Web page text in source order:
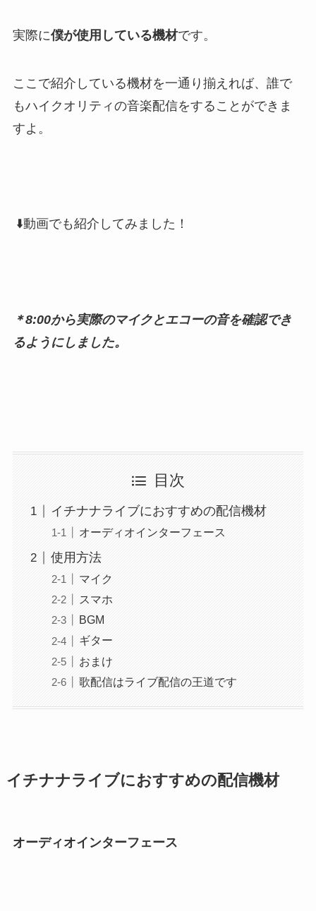
実際に僕が使用している機材です。
ここで紹介している機材を一通り揃えれば、誰で
もハイクオリティの音楽配信をすることができま
すよ。
⬇️動画でも紹介してみました！
＊8:00から実際のマイクとエコーの音を確認でき
るようにしました。
目次
イチナナライブにおすすめの配信機材
オーディオインターフェース
使用方法
マイク
スマホ
BGM
ギター
おまけ
歌配信はライブ配信の王道です
イチナナライブにおすすめの配信機材
オーディオインターフェース